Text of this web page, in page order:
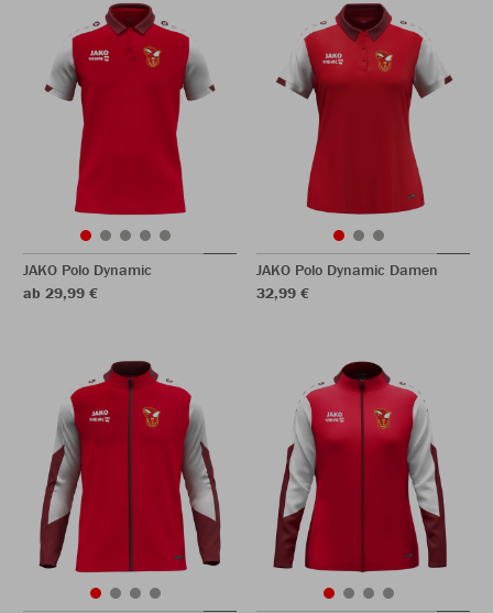
JAKO Polo Dynamic
ab 29,99 €
JAKO Polo Dynamic Damen
32,99 €